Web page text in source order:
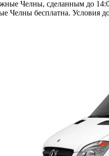
Челны, сделанным до
Челны бесплатна. Условия